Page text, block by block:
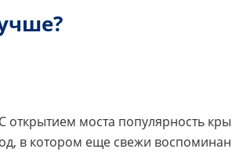
моста популярность
в котором еще свежи